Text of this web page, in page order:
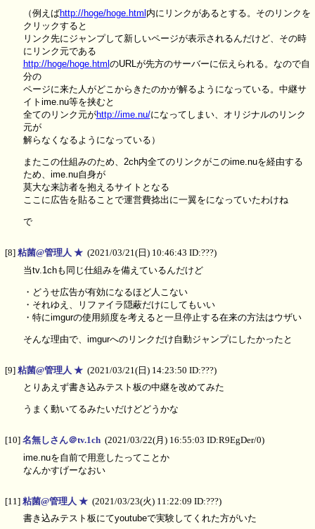
（例えばhttp://hoge/hoge.html 内にリンクがあるとする。そのリンクを
クリックすると
リンク先にジャンプして新しいページが表示されるんだけど、その時
にリンク元である
http://hoge/hoge.html のURLが先方のサーバーに伝えられる。なので自
分の
ページに来た人がどこからきたのかが解るようになっている。中継サ
イトime.nu等を挟むと
全てのリンク元がhttp://ime.nu/になってしまい、オリジナルのリンク
元が
解らなくなるようになっている）
またこの仕組みのため、2ch内全てのリンクがこのime.nuを経由する
ため、ime.nu自身が
莫大な来訪者を抱えるサイトとなる
ここに広告を貼ることで運営費捻出に一翼をになっていたわけね
で
[8] 粘菌@管理人 ★ (2021/03/21(日) 10:46:43 ID:???)
当tv.1chも同じ仕組みを備えているんだけど
・どうせ広告が有効になるほど人こない
・それゆえ、リファイラ隠蔽だけにしてもいい
・特にimgurの使用頻度を考えると一旦停止する在来の方法はウザい
そんな理由で、imgurへのリンクだけ自動ジャンプにしたかったと
[9] 粘菌@管理人 ★ (2021/03/21(日) 14:23:50 ID:???)
とりあえず書き込みテスト板の中継を改めてみた
うまく動いてるみたいだけどどうかな
[10] 名無しさん＠tv.1ch (2021/03/22(月) 16:55:03 ID:R9EgDer/0)
ime.nuを自前で用意したってことか
なんかすげーなおい
[11] 粘菌@管理人 ★ (2021/03/23(火) 11:22:09 ID:???)
書き込みテスト板にてyoutubeで実験してくれた方がいた